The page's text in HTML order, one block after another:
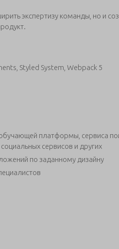
экспертизу команды, но и
Styled System, Webpack 5
платформы, сервиса
сервисов и других
по заданному дизайну